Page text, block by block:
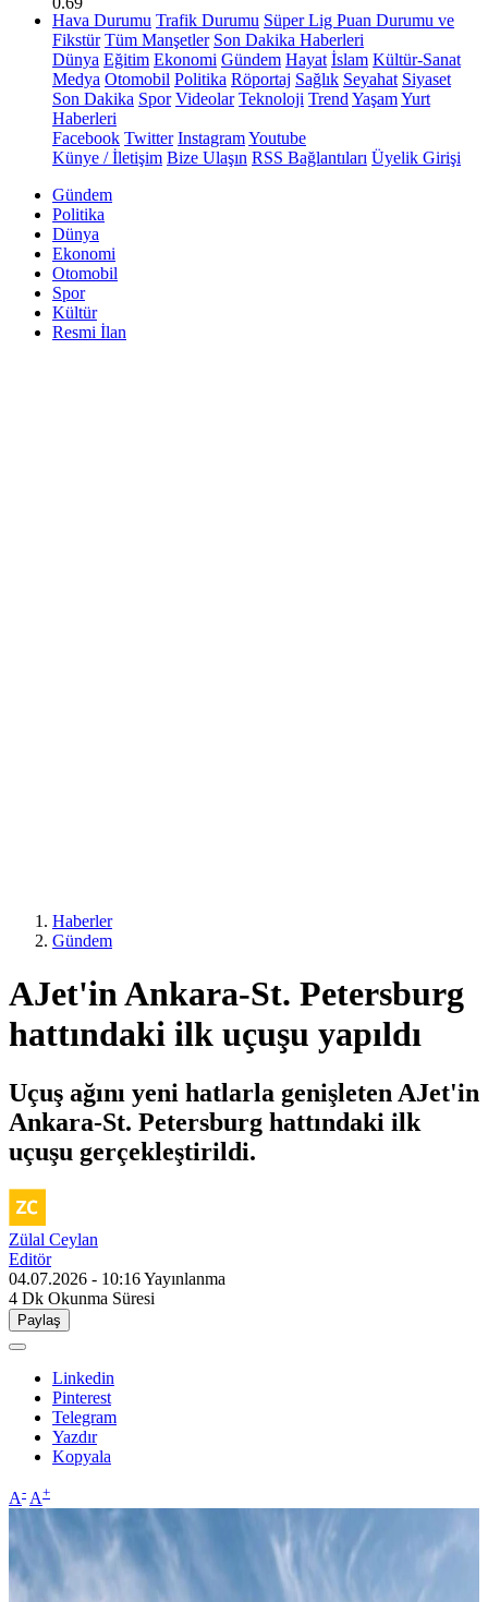
Hava Durumu Trafik Durumu Süper Lig Puan Durumu ve
Fikstür Tüm Manşetler Son Dakika Haberleri
Dünya Eğitim Ekonomi Gündem Hayat İslam Kültür-Sanat
Medya Otomobil Politika Röportaj Sağlık Seyahat Siyaset
Son Dakika Spor Videolar Teknoloji Trend YaşamYurt
Haberleri
Facebook Twitter InstagramYoutube
Künye / İletişim Bize Ulaşın RSS Bağlantıları Üyelik Girişi
Gündem
Politika
Dünya
Ekonomi
Otomobil
Spor
Kültür
Resmi İlan
Haberler
Gündem
AJet'in Ankara-St. Petersburg
hattındaki ilk uçuşu yapıldı
Uçuş ağını yeni hatlarla genişleten AJet'in
Ankara-St. Petersburg hattındaki ilk
uçuşu gerçekleştirildi.
Zülal Ceylan
Editör
04.07.2026 - 10:16Yayınlanma
4 Dk Okunma Süresi
Paylaş
Linkedin
Pinterest
Telegram
Yazdır
Kopyala
A- A+